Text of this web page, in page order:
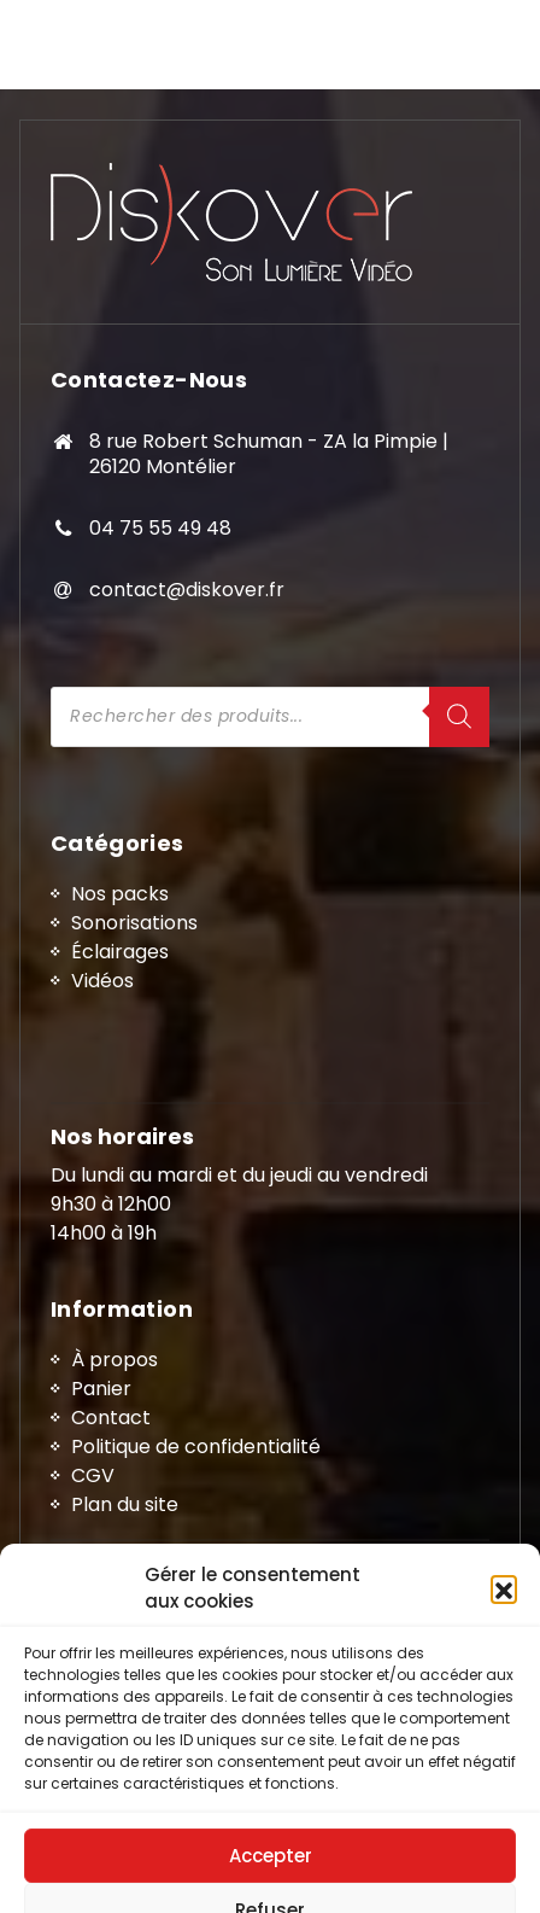
Gérer le consentement
aux cookies
Pour offrir les meilleures expériences, nous utilisons des
technologies telles que les cookies pour stocker et/ou accéder aux
informations des appareils. Le fait de consentir à ces technologies
nous permettra de traiter des données telles que le comportement
de navigation ou les ID uniques sur ce site. Le fait de ne pas
consentir ou de retirer son consentement peut avoir un effet négatif
sur certaines caractéristiques et fonctions.
Accepter
Contactez-Nous
8 rue Robert Schuman - ZA la Pimpie |
26120 Montélier
04 75 55 49 48
contact@diskover.fr
Recherche
de
Catégories
Nos packs
Sonorisations
Éclairages
Vidéos
Nos horaires
Du lundi au mardi et du jeudi au vendredi
9h30 à 12h00
14h00 à 19h
Information
À propos
Panier
Contact
Politique de confidentialité
CGV
Plan du site
Avis Google